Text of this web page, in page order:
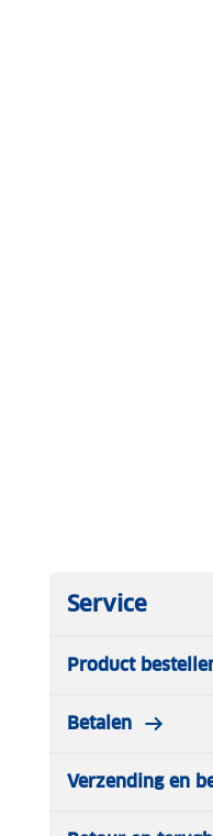
Service
Product
Betalen
Verzending en